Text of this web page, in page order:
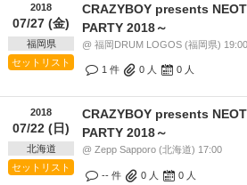
2018
07/27 (金)
福岡県
セットリスト
CRAZYBOY presents
PARTY 2018～
@ 福岡DRUM LOGOS (福岡県) 19:00
1 件 0 人 0 人
2018
07/22 (日)
北海道
セットリスト
CRAZYBOY presents
PARTY 2018～
@ Zepp Sapporo (北海道) 17:00
-- 件 0 人 0 人